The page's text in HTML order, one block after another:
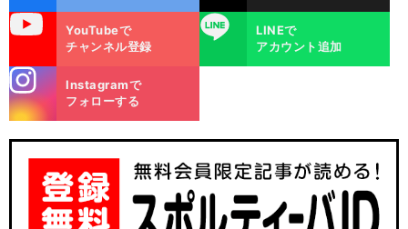
YouTubeで
チャンネル登録
LINE
LINEで
アカウント追加
m
Instagramで
フォローする